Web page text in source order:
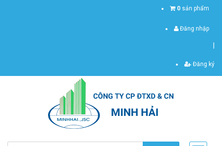
0 sản phẩm
Đăng nhập
Đăng ký